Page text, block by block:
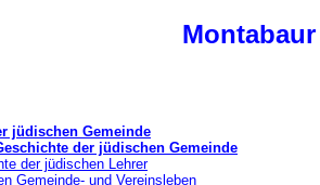
Montabaur
jüdischen Gemeinde
der jüdischen Gemeinde
der jüdischen Lehrer
Gemeinde- und Vereinsleben